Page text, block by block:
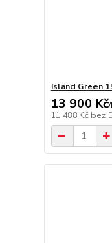
Island Green
13 900 Kč/
11 488 Kč bez